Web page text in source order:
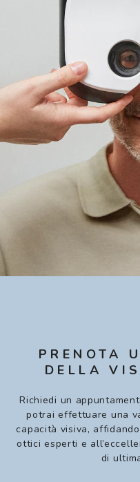
PRENOTA
DELLA
Richiedi un
potrai effettuare una
capacità visiva,
ottici esperti e
di